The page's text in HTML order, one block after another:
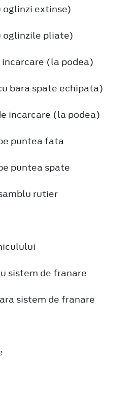
extinse)
pliate)
(la podea)
bara spate echipata)
incarcare (la podea)
puntea fata
puntea spate
rutier
sistem de franare
sistem de franare